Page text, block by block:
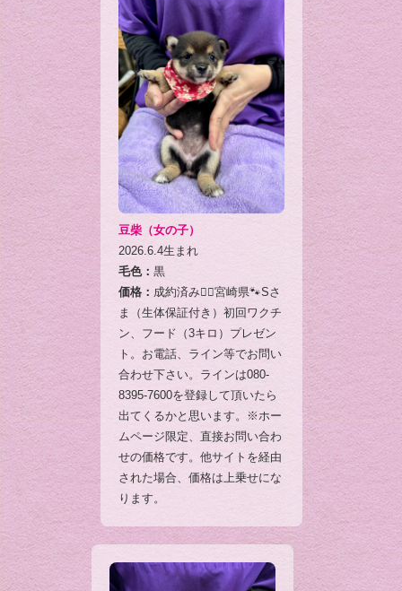
豆柴（女の子）
2026.6.4生まれ
毛色： 黒
価格： 成約済み🙇‍♂️宮崎県🐾Sさ
ま（生体保証付き）初回ワクチ
ン、フード（3キロ）プレゼン
ト。お電話、ライン等でお問い
合わせ下さい。ラインは080-
8395-7600を登録して頂いたら
出てくるかと思います。※ホー
ムページ限定、直接お問い合わ
せの価格です。他サイトを経由
された場合、価格は上乗せにな
ります。